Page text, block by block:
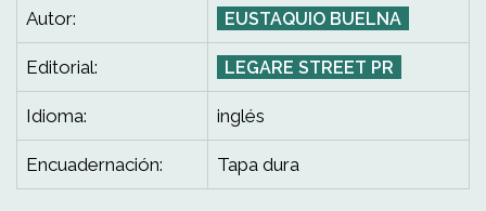
Autor: EUSTAQUIO BUELNA
Editorial: LEGARE STREET PR
Idioma: inglés
Encuadernación: Tapa dura